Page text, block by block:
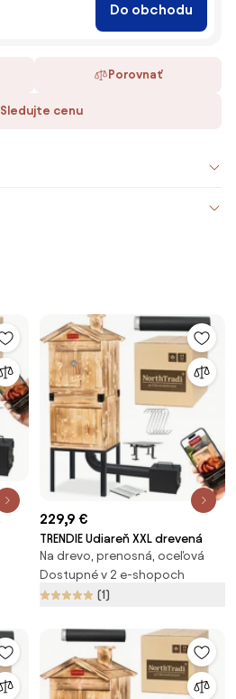
Do obchodu
Porovnať
Sledujte cenu
229,9 €
TRENDIE Udiareň XXL drevená
Na drevo, prenosná, oceľová
Dostupné v 2 e-shopoch
(1)